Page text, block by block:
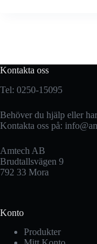
Kontakta oss
Tel: 0250-15095
Behöver du hjälp eller
Kontakta oss på:
Amtech AB
Brudtallsvägen 9
792 33 Mora
Konto
Produkter